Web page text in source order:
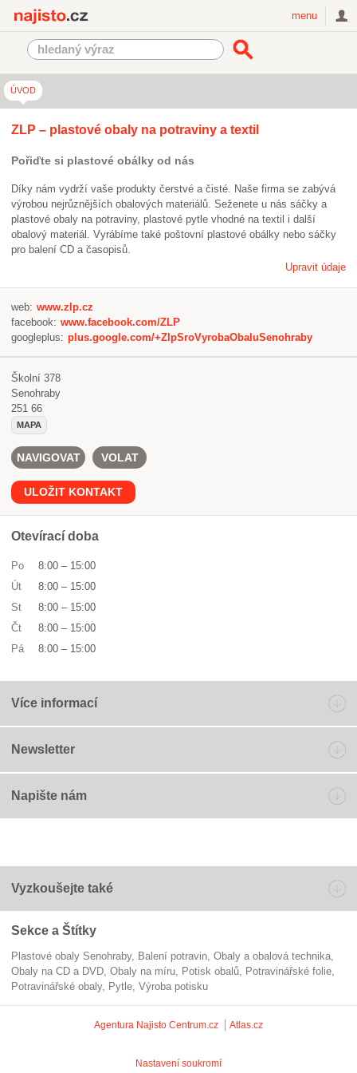
menu
ÚVOD
ZLP – plastové obaly na potraviny a textil
Pořiďte si plastové obálky od nás
Díky nám vydrží vaše produkty čerstvé a čisté. Naše firma se zabývá
výrobou nejrůznějších obalových materiálů. Seženete u nás sáčky a
plastové obaly na potraviny, plastové pytle vhodné na textil i další
obalový materiál. Vyrábíme také poštovní plastové obálky nebo sáčky
pro balení CD a časopisů.
Upravit údaje
web: www.zlp.cz
facebook: www.facebook.com/ZLP
googleplus: plus.google.com/+ZlpSroVyrobaObaluSenohraby
Školní 378
Senohraby
251 66
MAPA
NAVIGOVAT VOLAT
ULOŽIT KONTAKT
Otevírací doba
Po 8:00 – 15:00
Út
8:00 – 15:00
St
8:00 – 15:00
Čt
8:00 – 15:00
Pá
8:00 – 15:00
Více informací
Newsletter
Napište nám
Vyzkoušejte také
Sekce a Štítky
Plastové obaly Senohraby balení potravin
Obaly a obalová technika
obaly na CD a DVD
obaly na míru potisk obalů
potravinářské folie
potravinářské obaly
pytle výroba potisku
Agentura Najisto Centrum.cz Atlas.cz
Nastavení soukromí